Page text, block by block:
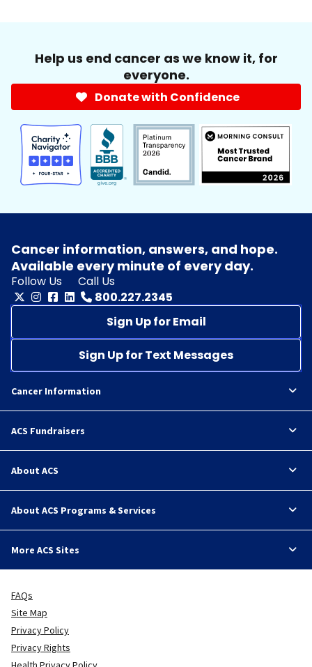
Help us end cancer as we know it, for
everyone.
Donate with Confidence
Cancer information, answers, and hope.
Available every minute of every day.
Follow Us
Call Us
800.227.2345
Sign Up for Email
Sign Up for Text Messages
Cancer Information
ACS Fundraisers
About ACS
About ACS Programs & Services
More ACS Sites
FAQs
Site Map
Privacy Policy
Privacy Rights